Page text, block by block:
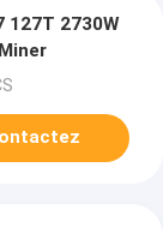
127T 2730W